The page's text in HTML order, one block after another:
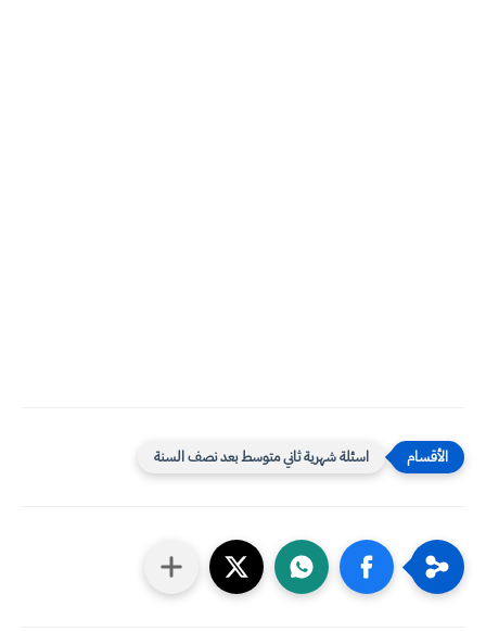
اسئلة شهرية ثاني متوسط بعد نصف السنة